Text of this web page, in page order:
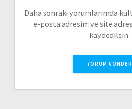
Daha sonraki yorumlarımda
e-posta adresim ve site
kaydedilsin.